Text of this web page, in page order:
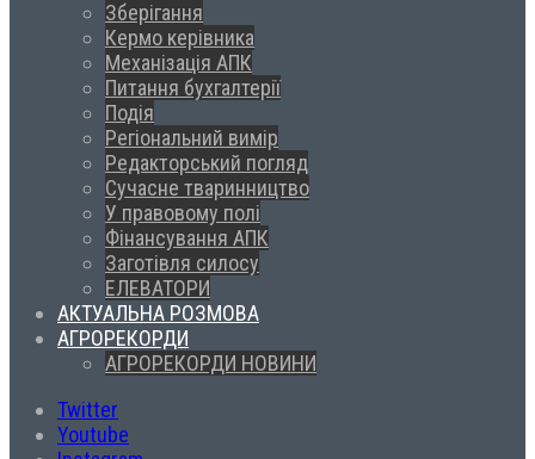
Зберігання
Кермо керівника
Механізація АПК
Питання бухгалтерії
Подія
Регіональний вимір
Редакторський погляд
Сучасне тваринництво
У правовому полі
Фінансування АПК
Заготівля силосу
ЕЛЕВАТОРИ
АКТУАЛЬНА РОЗМОВА
АГРОРЕКОРДИ
АГРОРЕКОРДИ НОВИНИ
Twitter
Youtube